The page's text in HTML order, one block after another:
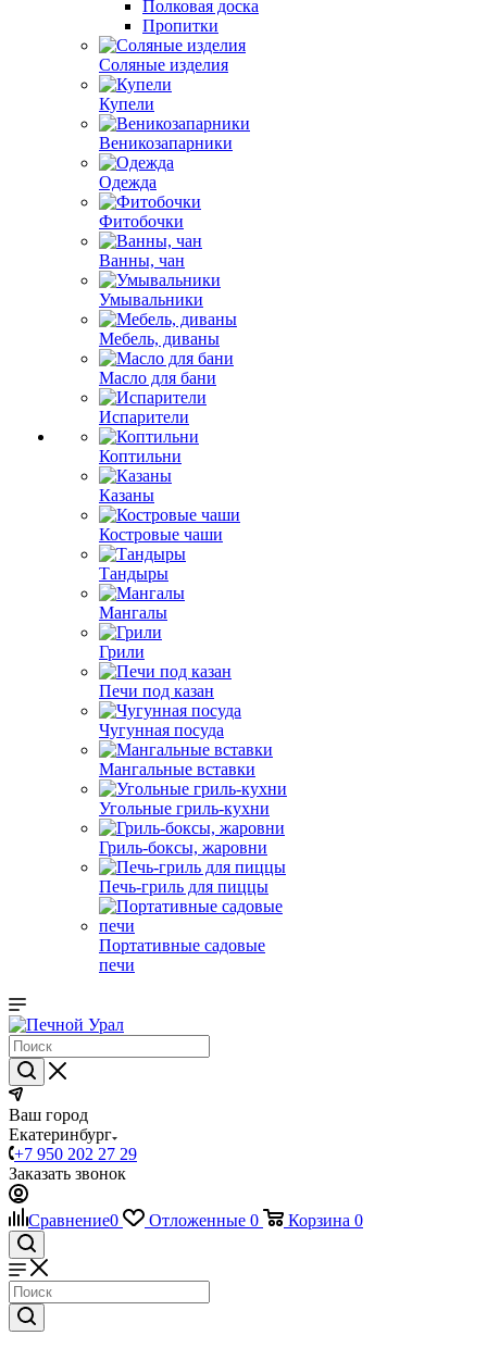
Полковая доска
Пропитки
Соляные изделия
Купели
Веникозапарники
Одежда
Фитобочки
Ванны, чан
Умывальники
Мебель, диваны
Масло для бани
Испарители
Коптильни
Казаны
Костровые чаши
Тандыры
Мангалы
Грили
Печи под казан
Чугунная посуда
Мангальные вставки
Угольные гриль-кухни
Гриль-боксы, жаровни
Печь-гриль для пиццы
Портативные садовые
печи
Ваш город
Екатеринбург
+7 950 202 27 29
Заказать звонок
Сравнение0 Отложенные 0 Корзина 0